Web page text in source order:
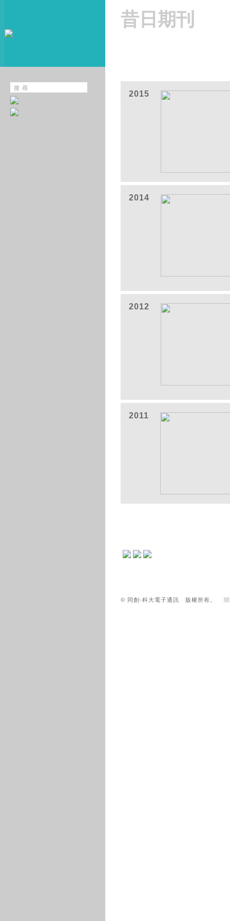
昔日期刊
2015
2014
2012
2011
© 同創-科大電子通訊 版權所有。